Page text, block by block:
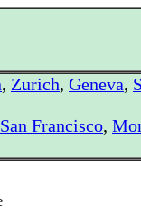
, Zurich, Geneva,
San Francisco,